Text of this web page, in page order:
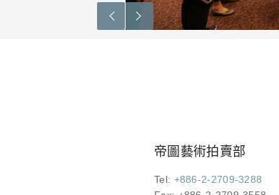
帝圖藝術拍賣部
Tel: +886-2-2709-3288